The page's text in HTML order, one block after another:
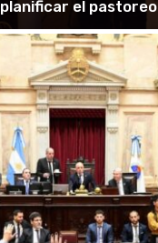
planificar el pastoreo